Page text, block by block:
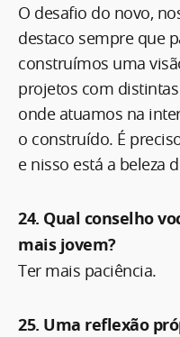
O desafio do novo,
destaco sempre que
construímos uma
projetos com
onde atuamos na
o construído. É
e nisso está a beleza
24. Qual conselho
mais jovem?
Ter mais paciência.
25. Uma reflexão